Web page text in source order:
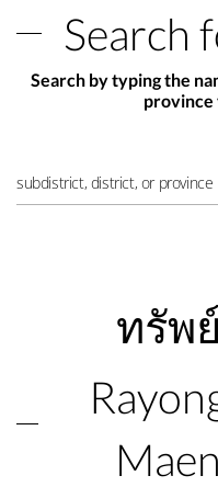
Search
Search by typing the
province
ทรัพ